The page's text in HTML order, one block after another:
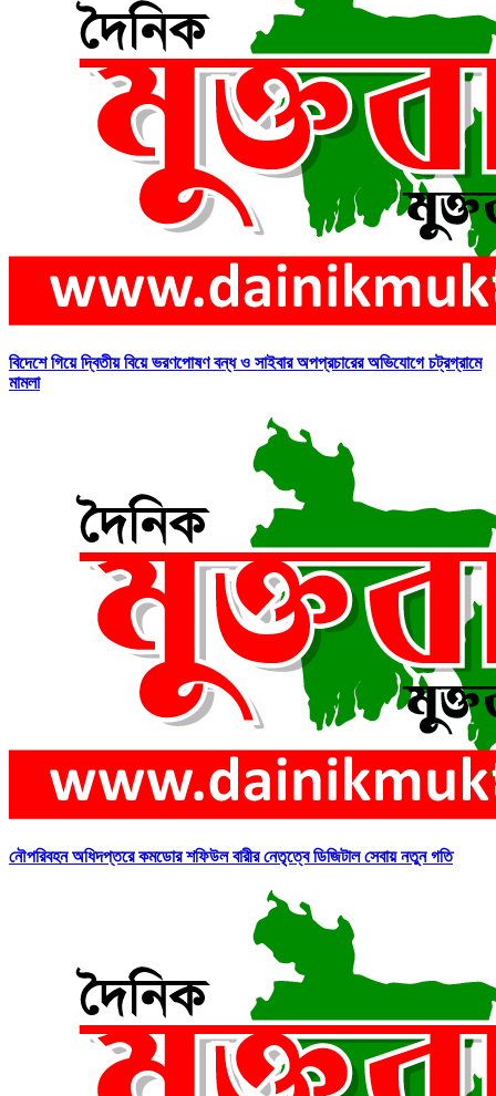
বিদেশে গিয়ে দ্বিতীয় বিয়ে ভরণপোষণ বন্ধ ও সাইবার অপপ্রচারের অভিযোগে চট্রগ্রামে
মামলা
নৌপরিবহন অধিদপ্তরে কমডোর শফিউল বারীর নেতৃত্বে ডিজিটাল সেবায় নতুন গতি